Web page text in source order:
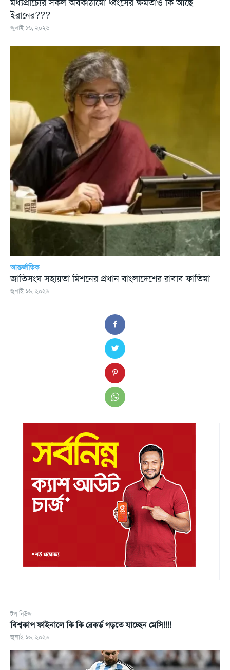
টপ নিউজ
বিশ্বকাপ ফাইনালে কি কি রেকর্ড গড়তে যাচ্ছেন মেসি!!!!
জুলাই ১৬, ২০২৬
ইরানের???
জুলাই ১৬, ২০২৬
আন্তর্জাতিক
জাতিসংঘ সহায়তা মিশনের প্রধান বাংলাদেশের রাবাব ফাতিমা
জুলাই ১৬, ২০২৬